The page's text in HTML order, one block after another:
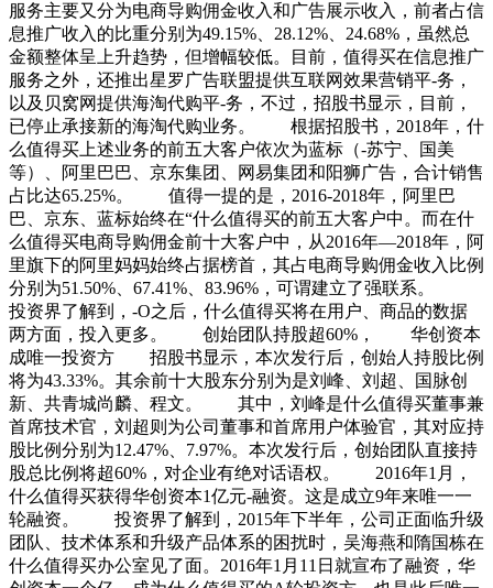
服务主要又分为电商导购佣金收入和广告展示收入，前者占信
息推广收入的比重分别为49.15%、28.12%、24.68%，虽然总
金额整体呈上升趋势，但增幅较低。目前，值得买在信息推广
服务之外，还推出星罗广告联盟提供互联网效果营销平-务，
以及贝窝网提供海淘代购平-务，不过，招股书显示，目前，
已停止承接新的海淘代购业务。 根据招股书，2018年，什
么值得买上述业务的前五大客户依次为蓝标（-苏宁、国美
等）、阿里巴巴、京东集团、网易集团和阳狮广告，合计销售
占比达65.25%。 值得一提的是，2016-2018年，阿里巴
巴、京东、蓝标始终在“什么值得买的前五大客户中。而在什
么值得买电商导购佣金前十大客户中，从2016年—2018年，阿
里旗下的阿里妈妈始终占据榜首，其占电商导购佣金收入比例
分别为51.50%、67.41%、83.96%，可谓建立了强联系。
投资界了解到，-O之后，什么值得买将在用户、商品的数据
两方面，投入更多。 创始团队持股超60%， 华创资本
成唯一投资方 招股书显示，本次发行后，创始人持股比例
将为43.33%。其余前十大股东分别为是刘峰、刘超、国脉创
新、共青城尚麟、程文。 其中，刘峰是什么值得买董事兼
首席技术官，刘超则为公司董事和首席用户体验官，其对应持
股比例分别为12.47%、7.97%。本次发行后，创始团队直接持
股总比例将超60%，对企业有绝对话语权。 2016年1月，
什么值得买获得华创资本1亿元-融资。这是成立9年来唯一一
轮融资。 投资界了解到，2015年下半年，公司正面临升级
团队、技术体系和升级产品体系的困扰时，吴海燕和隋国栋在
什么值得买办公室见了面。2016年1月11日就宣布了融资，华